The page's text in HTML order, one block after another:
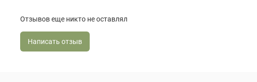
Отзывов еще никто не оставлял
Написать отзыв